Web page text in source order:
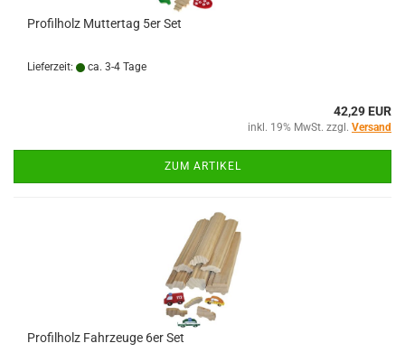
Profilholz Muttertag 5er Set
Lieferzeit: ca. 3-4 Tage
42,29 EUR
inkl. 19% MwSt. zzgl. Versand
ZUM ARTIKEL
Profilholz Fahrzeuge 6er Set